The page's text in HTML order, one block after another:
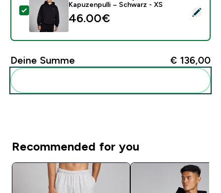
Dieses Produkt ausw�hlen - MP Herren Rest Day
Kapuzenpulli – Schwarz - XS
46.00€‎
Deine Summe € 136,00‎
Recommended for you